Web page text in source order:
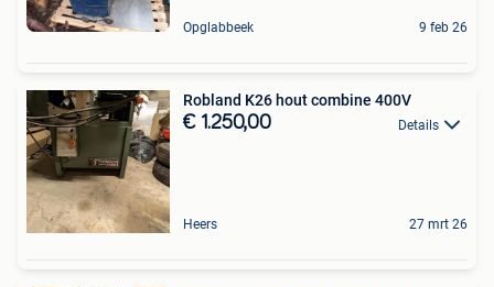
Opglabbeek 9 feb 26
Robland K26 hout combine 400V
€ 1.250,00 Details
Heers 27 mrt 26